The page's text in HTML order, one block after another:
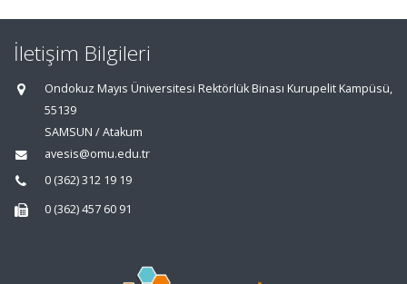
İletişim Bilgileri
Ondokuz Mayıs Üniversitesi Rektörlük Binası Kurupelit Kampüsü,
55139
SAMSUN / Atakum
avesis@omu.edu.tr
0 (362) 312 19 19
0 (362) 457 60 91